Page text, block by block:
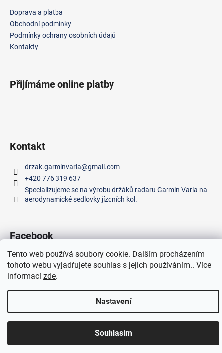
Tento web používá soubory cookie. Dalším procházením
tohoto webu vyjadřujete souhlas s jejich používáním.. Více
informací zde.
Nastavení
Souhlasím
Doprava a platba
Obchodní podmínky
Podmínky ochrany osobních údajů
Kontakty
Přijímáme online platby
Kontakt
drzak.garminvaria@gmail.com
+420 776 319 637
Specializujeme se na výrobu držáků radaru Garmin Varia na
aerodynamické sedlovky jízdních kol.
Facebook